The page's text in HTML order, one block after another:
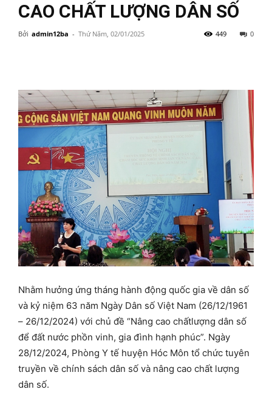
CAO CHẤT LƯỢNG DÂN SỐ
Bởi admin12ba - Thứ Năm, 02/01/2025 0
449
Nhằm hưởng ứng tháng hành động quốc gia về dân số
và kỷ niệm 63 năm Ngày Dân số Việt Nam (26/12/1961
– 26/12/2024) với chủ đề “Nâng cao chấtlượng dân số
để đất nước phồn vinh, gia đình hạnh phúc”. Ngày
28/12/2024, Phòng Y tế huyện Hóc Môn tổ chức tuyên
truyền về chính sách dân số và nâng cao chất lượng
dân số.